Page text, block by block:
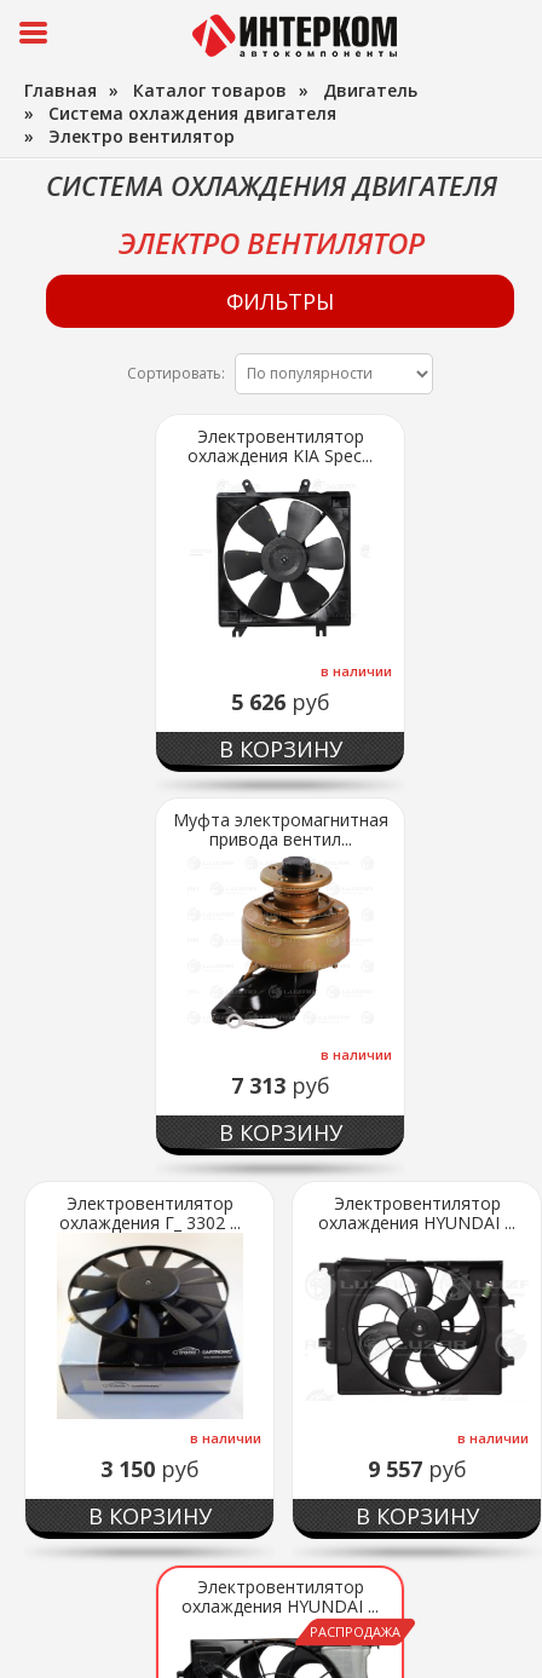
Главная » Каталог товаров » Двигатель
» Система охлаждения двигателя
» Электро вентилятор
СИСТЕМА ОХЛАЖДЕНИЯ ДВИГАТЕЛЯ
ЭЛЕКТРО ВЕНТИЛЯТОР
ФИЛЬТРЫ
Сортировать:
Электровентилятор
охлаждения KIA Spec...
в наличии
5 626 руб
В КОРЗИНУ
Муфта электромагнитная
привода вентил...
в наличии
7 313 руб
В КОРЗИНУ
Электровентилятор
охлаждения Г_ 3302 ...
в наличии
3 150 руб
В КОРЗИНУ
Электровентилятор
охлаждения HYUNDAI ...
в наличии
9 557 руб
В КОРЗИНУ
РАСПРОДАЖА
Электровентилятор
охлаждения HYUNDAI ...